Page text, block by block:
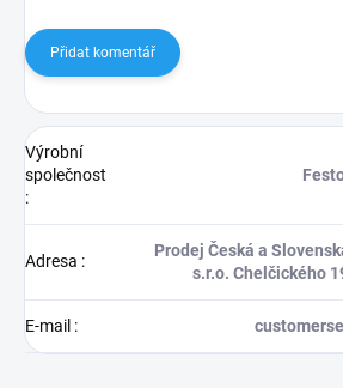
Přidat komentář
Výrobní
společnost
:
Adresa :
Prodej Česká a
s.r.o. Chelčického
E-mail :